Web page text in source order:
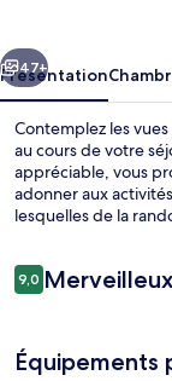
Suivant
47+
Présentation
Contemplez les
au cours de votre
appréciable, vous
adonner aux
lesquelles de la
Avis
voyageurs
9,09,0 sur 10
Merveilleux
Équipements